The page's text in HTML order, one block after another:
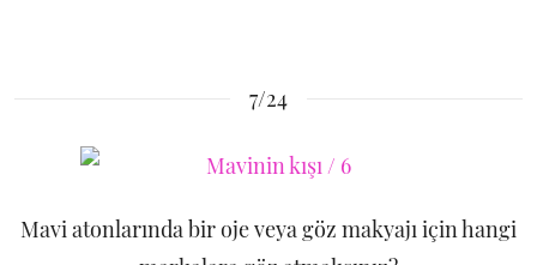
7/24
Mavi atonlarında bir oje veya göz makyajı için hangi